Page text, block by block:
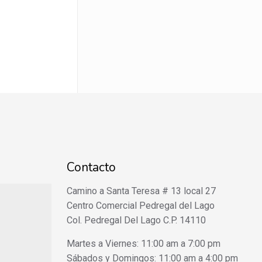
Contacto
Camino a Santa Teresa # 13 local 27
Centro Comercial Pedregal del Lago
Col. Pedregal Del Lago C.P. 14110
Martes a Viernes: 11:00 am a 7:00 pm
Sábados y Domingos: 11:00 am a 4:00 pm